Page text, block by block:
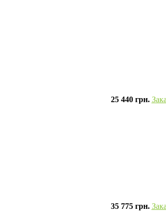
25 440 грн.
35 775 грн.